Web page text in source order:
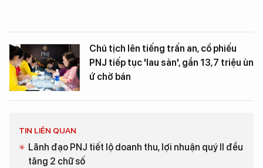
Chủ tịch lên tiếng trấn an, cổ phiếu
PNJ tiếp tục 'lau sàn', gần 13,7 triệu ùn
ứ chờ bán
TIN LIÊN QUAN
Lãnh đạo PNJ tiết lộ doanh thu, lợi nhuận quý II đều
tăng 2 chữ số